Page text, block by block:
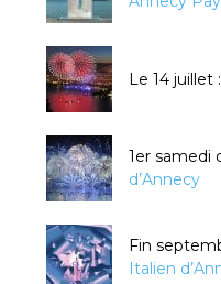
Le 14 juillet :
1er samedi
d’Annecy
Fin
Italien